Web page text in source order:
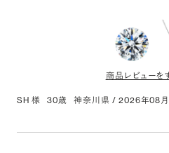
光沢を控えた質感を好む私たちにと
ーラインも素敵でしたが、サティー
ャンパンゴールドの色味も相まって
サティーンは2.3mm、2.5mm、
わる印象を受けました。(ホームペー
商品レビューを
SH 様 30歳 神奈川県 / 2026年08